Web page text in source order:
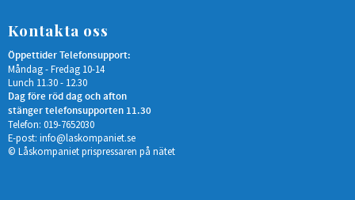
Kontakta oss
Öppettider Telefonsupport:
Måndag - Fredag 10-14
Lunch 11.30 - 12.30
Dag före röd dag och afton
stänger telefonsupporten 11.30
Telefon: 019-7652030
E-post: info@laskompaniet.se
© Låskompaniet prispressaren på nätet